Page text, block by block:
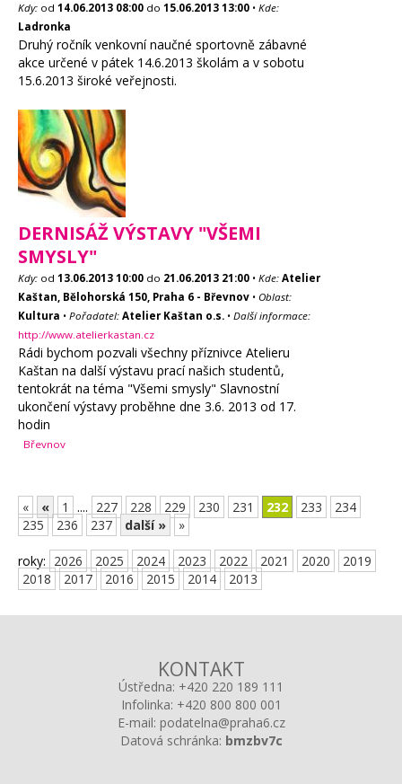
Kdy: od 14.06.2013 08:00 do 15.06.2013 13:00 • Kde:
Ladronka
Druhý ročník venkovní naučné sportovně zábavné
akce určené v pátek 14.6.2013 školám a v sobotu
15.6.2013 široké veřejnosti.
DERNISÁŽ VÝSTAVY "VŠEMI
SMYSLY"
Kdy: od 13.06.2013 10:00 do 21.06.2013 21:00 • Kde: Atelier
Kaštan, Bělohorská 150, Praha 6 - Břevnov • Oblast:
Kultura • Pořadatel: Atelier Kaštan o.s. • Další informace:
http://www.atelierkastan.cz
Rádi bychom pozvali všechny příznivce Atelieru
Kaštan na další výstavu prací našich studentů,
tentokrát na téma "Všemi smysly" Slavnostní
ukončení výstavy proběhne dne 3.6. 2013 od 17.
hodin
Břevnov
« « 1 .... 227 228 229 230 231 232 233
234
235
236 237 další » »
roky: 2026 2025 2024 2023 2022 2021 2020
2019
2018
2017 2016 2015 2014 2013
KONTAKT
Ústředna: +420 220 189 111
Infolinka: +420 800 800 001
E-mail: podatelna@praha6.cz
Datová schránka: bmzbv7c